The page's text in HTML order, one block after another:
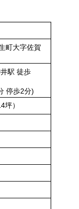
町大字佐賀
駅 徒歩
停歩2分)
坪）